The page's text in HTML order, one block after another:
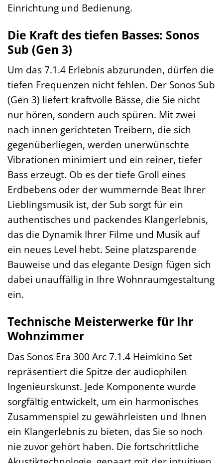
Einrichtung und Bedienung.
Die Kraft des tiefen Basses: Sonos
Sub (Gen 3)
Um das 7.1.4 Erlebnis abzurunden, dürfen die
tiefen Frequenzen nicht fehlen. Der Sonos Sub
(Gen 3) liefert kraftvolle Bässe, die Sie nicht
nur hören, sondern auch spüren. Mit zwei
nach innen gerichteten Treibern, die sich
gegenüberliegen, werden unerwünschte
Vibrationen minimiert und ein reiner, tiefer
Bass erzeugt. Ob es der tiefe Groll eines
Erdbebens oder der wummernde Beat Ihrer
Lieblingsmusik ist, der Sub sorgt für ein
authentisches und packendes Klangerlebnis,
das die Dynamik Ihrer Filme und Musik auf
ein neues Level hebt. Seine platzsparende
Bauweise und das elegante Design fügen sich
dabei unauffällig in Ihre Wohnraumgestaltung
ein.
Technische Meisterwerke für Ihr
Wohnzimmer
Das Sonos Era 300 Arc 7.1.4 Heimkino Set
repräsentiert die Spitze der audiophilen
Ingenieurskunst. Jede Komponente wurde
sorgfältig entwickelt, um ein harmonisches
Zusammenspiel zu gewährleisten und Ihnen
ein Klangerlebnis zu bieten, das Sie so noch
nie zuvor gehört haben. Die fortschrittliche